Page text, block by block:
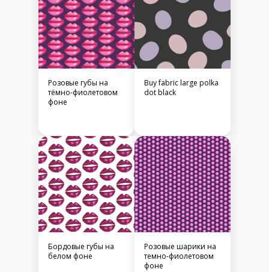
Розовые губы на
тёмно-фиолетовом
фоне
Buy fabric large polka
dot black
Бордовые губы на
белом фоне
Розовые шарики на
темно-фиолетовом
фоне